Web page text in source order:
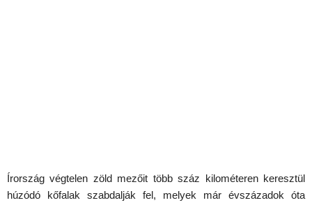
Írország végtelen zöld mezőit több száz kilométeren keresztül
húzódó kőfalak szabdalják fel, melyek már évszázadok óta